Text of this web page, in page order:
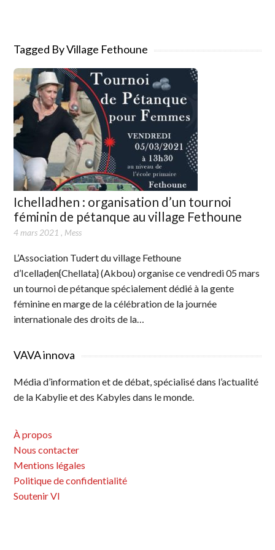
Tagged By Village Fethoune
Ichelladhen : organisation d’un tournoi
féminin de pétanque au village Fethoune
4 mars 2021 , Mess
L’Association Tudert du village Fethoune
d’Icellaḍen{Chellata} (Akbou) organise ce vendredi 05 mars
un tournoi de pétanque spécialement dédié à la gente
féminine en marge de la célébration de la journée
internationale des droits de la…
VAVA innova
Média d’information et de débat, spécialisé dans l’actualité
de la Kabylie et des Kabyles dans le monde.
À propos
Nous contacter
Mentions légales
Politique de confidentialité
Soutenir VI